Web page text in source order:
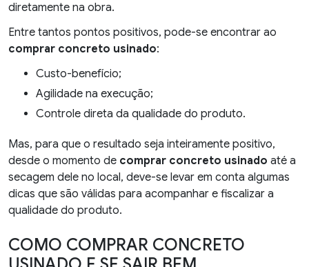
diretamente na obra.
Entre tantos pontos positivos, pode-se encontrar ao
comprar concreto usinado:
Custo-benefício;
Agilidade na execução;
Controle direta da qualidade do produto.
Mas, para que o resultado seja inteiramente positivo,
desde o momento de comprar concreto usinado até a
secagem dele no local, deve-se levar em conta algumas
dicas que são válidas para acompanhar e fiscalizar a
qualidade do produto.
COMO COMPRAR CONCRETO